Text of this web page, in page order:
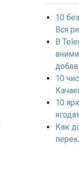
10
Вся
В
10
10
Как